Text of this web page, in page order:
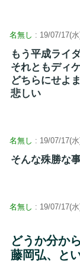
名無し : 19/07/17(
もう平成ライ
それともディ
どちらにせよ
悲しい
名無し : 19/07/17(
そんな殊勝な
名無し : 19/07/17(
どうか分か
藤岡弘、と